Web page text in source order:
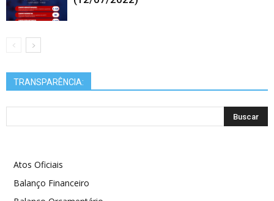
TRANSPARÊNCIA:
Atos Oficiais
Balanço Financeiro